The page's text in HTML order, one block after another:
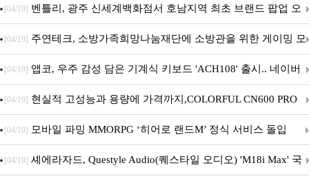
Crosshair X870E EDITION 20 국내 출시 예정
[04/19] 벤틀리, 광주 신세계백화점서 호남지역 최초 브랜드 팝업 오
픈
[04/19] 주연테크, 소방가족희망나눔재단에 소방관을 위한 게이밍 모
니터·스마트 펫 침대 기부
[04/19] 앱코, 우주 감성 담은 기계식 키보드 'ACH108' 출시.. 네이버
브랜드데이 기획전 진행
[04/19] 현실적 고성능과 용량에 가격까지,COLORFUL CN600 PRO
M.2 NVMe 디앤디컴 1TB
[04/19] 모바일 파밍 MMORPG ‘히어로 랜드M’ 정식 서비스 돌입
[04/19] 셰에라자드, Questyle Audio(퀘스타일 오디오) 'M18i Max' 국